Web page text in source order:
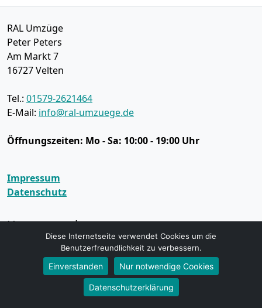
RAL Umzüge
Peter Peters
Am Markt 7
16727Velten
Tel.: 01579-2621464
E-Mail: info@ral-umzuege.de
Öffnungszeiten: Mo - Sa: 10:00 - 19:00 Uhr
Impressum
Datenschutz
Umzugsservice
Umzugsservice Velten
Büroumzug Velten
Fernumzug Velten
Firmenumzug Velten
Halteverbot Velten
Diese Internetseite verwendet Cookies um die
Benutzerfreundlichkeit zu verbessern.
Einverstanden Nur notwendige Cookies
Datenschutzerklärung